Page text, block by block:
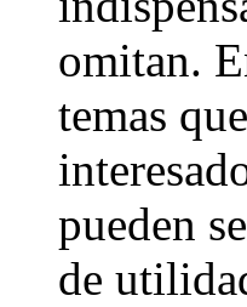
omitan.
temas
pueden
de